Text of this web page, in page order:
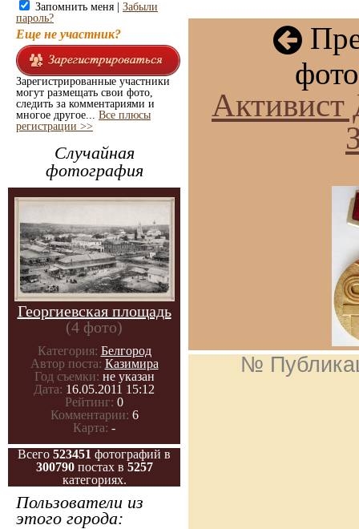
Запомнить меня | Забыли
пароль?
Еще не участник?
Зарегистрированные участники
могут размещать свои фото,
следить за комментариями и
многое другое... Все плюсы
регистрации >>
Случайная
фотография
Георгиевская площадь
(4 фото)
Категория: Белгород
Автор поста: Казимира
Год съемки: не указан
Дата: 16.05.2011 15:12
Рейтинг: 0
Комментарии: 6
Карта: -
Всего 523451 фотографий в
300790постах в 5257
категориях.
Пользователи из
этого города:
№